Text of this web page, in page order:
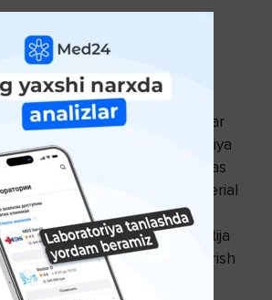
diagnozi
shifokor quyidagi testlar
Qon analizi - qon bakteriya
sababini aytib beradi. Najas
tekshiruvida diareyaning bakterial
aniqlasa bo‘ladi.
yuqoridag tekshiruvlar natija
kolonoskop yordamida tekshirish
sabablarini aniqlab beradi.